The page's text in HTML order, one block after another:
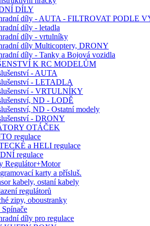
DÍLY
díly - AUTA - FILTROVAT PODLE
díly - letadla
díly - vrtulníky
díly Multicoptery, DRONY
díly - Tanky a Bojová vozidla
K RC MODELŮM
- AUTA
- LETADLA
- VRTULNÍKY
ND - LODĚ
ND - Ostatní modely
- DRONY
OTÁČEK
regulace
a HELI regulace
regulace
Regulátor+Motor
karty a přísluš.
kabely, ostaní kabely
regulátorů
zipy, oboustranky
díly pro regulace